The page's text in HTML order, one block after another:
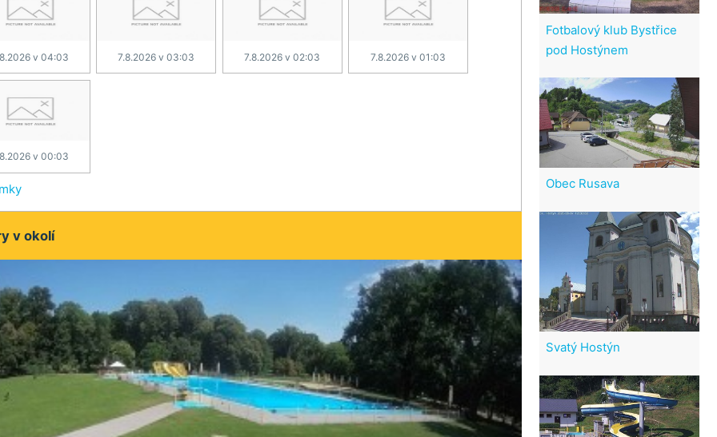
v 04:03 7.8.2026 v 03:03 7.8.2026 v 02:03 7.8.2026 v 01:03
v 00:03
v okolí
Fotbalový klub Bystřice
pod Hostýnem
Obec Rusava
Svatý Hostýn